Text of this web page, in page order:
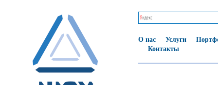
О нас Услуги
Контакты